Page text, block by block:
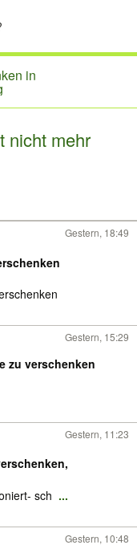
in
nicht mehr
Gestern, 18:49
Gestern, 15:29
zu verschenken
Gestern, 11:23
Zu verschenken,
sch ...
Gestern, 10:48